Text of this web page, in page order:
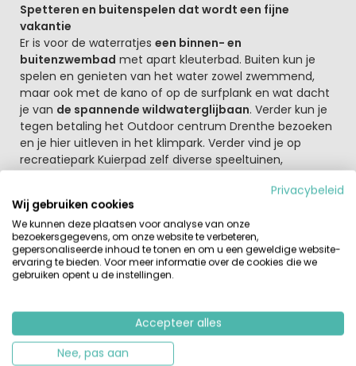
Spetteren en buitenspelen dat wordt een fijne
vakantie
Er is voor de waterratjes een binnen- en
buitenzwembad met apart kleuterbad. Buiten kun je
spelen en genieten van het water zowel zwemmend,
maar ook met de kano of op de surfplank en wat dacht
je van de spannende wildwaterglijbaan. Verder kun je
tegen betaling het Outdoor centrum Drenthe bezoeken
en je hier uitleven in het klimpark. Verder vind je op
recreatiepark Kuierpad zelf diverse speeltuinen,
trampolines, tafeltennistafels, een midgetgolfbaan en
nog diverse sportvelden. Zin om de omgeving te
verkennen? Pak je fiets of huur een fiets op dit
vakantiepark.
De directe omgeving van dit vakantiepark in Drenthe is
veelzijdig. Een goede combinatie van
een terrasje pakken. Of wat dacht je om de jongste
kinderen mee te nemen naar het Kabouterland in Exloo
of het Kindermuseum in Assen? En iets verder weg, maar
een toppertje, is Kameleondorp in Terherne: de beste
Privacybeleid
Wij gebruiken cookies
We kunnen deze plaatsen voor analyse van onze
bezoekersgegevens, om onze website te verbeteren,
gepersonaliseerde inhoud te tonen en om u een geweldige website-
ervaring te bieden. Voor meer informatie over de cookies die we
gebruiken opent u de instellingen.
Accepteer alles
Nee, pas aan